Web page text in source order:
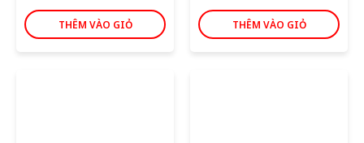
THÊM VÀO GIỎ THÊM VÀO GIỎ